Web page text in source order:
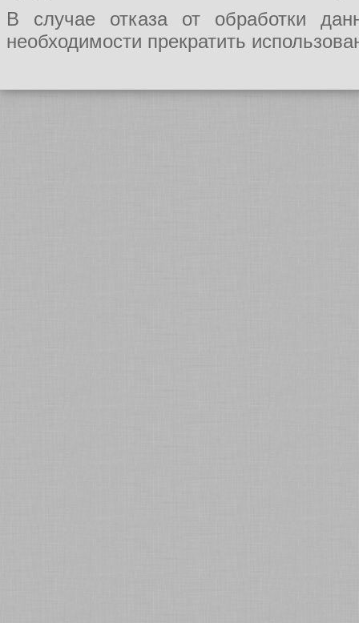
В случае отказа от обработки
необходимости прекратить